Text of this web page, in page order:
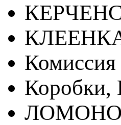
Комиссия
Коробки,